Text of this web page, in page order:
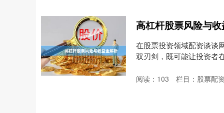
高杠杆股票风险与
在股票投资领域配资谈谈
双刃剑，既可能让投资者
阅读： 103 栏目： 股票配